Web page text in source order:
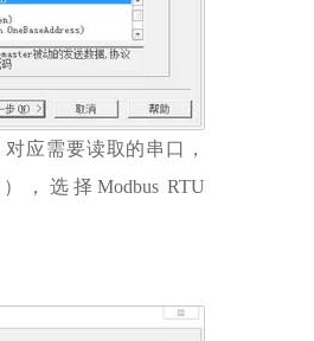
应需要读取的串口，
，选择Modbus RTU